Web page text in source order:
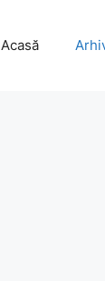
Acasă